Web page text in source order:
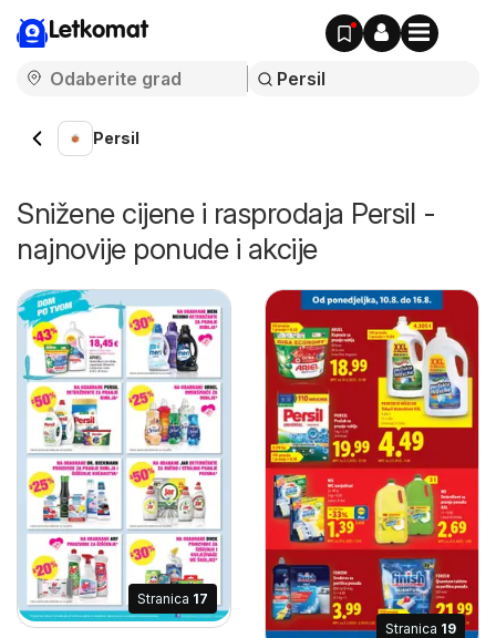
Letkomat
Persil
Snižene cijene i rasprodaja Persil -
najnovije ponude i akcije
Stranica 17
Stranica 19